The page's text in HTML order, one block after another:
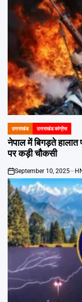
POSTED
IN
उत्तराखंड उत्तराखंड कांग्रेस
नेपाल में बिगड़ते हालात
पर कड़ी चौकसी
on
September 10, 2025